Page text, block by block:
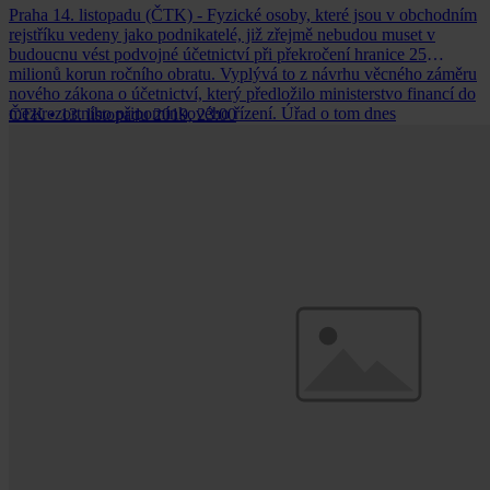
Praha 14. listopadu (ČTK) - Fyzické osoby, které jsou v obchodním
rejstříku vedeny jako podnikatelé, již zřejmě nebudou muset v
budoucnu vést podvojné účetnictví při překročení hranice 25
milionů korun ročního obratu. Vyplývá to z návrhu věcného záměru
nového zákona o účetnictví, který předložilo ministerstvo financí do
mezirezortního připomínkového řízení. Úřad o tom dnes
ČTK • 13. listopadu 2019, 23:00